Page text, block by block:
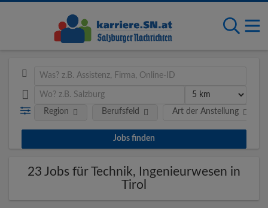
Art der Anstellung
Region Berufsfeld
23 Jobs für Technik, Ingenieurwesen in
Tirol